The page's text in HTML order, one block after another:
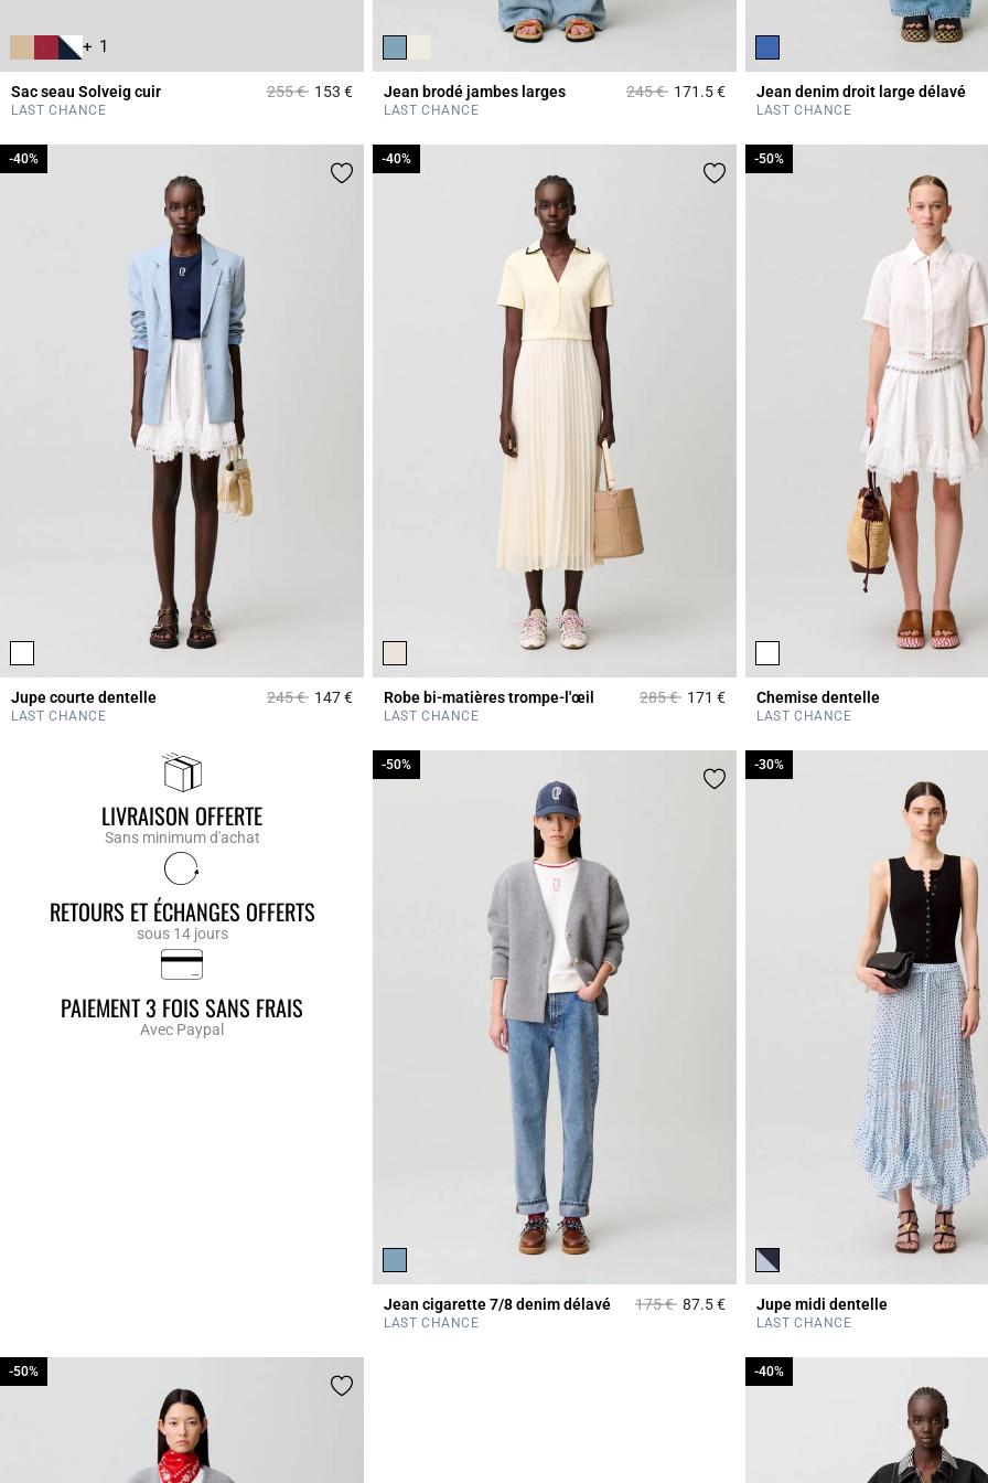
+ 1
Sac seau Solveig cuir Prix réduit à partir de
255 €à153 €5 out of 5 Customer Rating
LAST CHANCE
Jean brodé jambes larges Prix réduit à partir de
245 €à171.5 €4,8 out of 5 Customer Rating
LAST CHANCE
Jean denim droit large délavé
LAST CHANCE
Jupe courte dentelle Prix réduit à partir de
245 €à
-40%
147 €3,3 out of 5 Customer Rating
LAST CHANCE
-40%
Robe bi-matières trompe-l'œil Prix réduit à partir de
285 €à
-40%
171 €3,6 out of 5 Customer Rating
LAST CHANCE
-40%
Chemise dentelle
-50%
LAST CHANCE
-50%
LIVRAISON OFFERTE
Sans minimum d'achat
RETOURS ET ÉCHANGES OFFERTS
sous 14 jours
PAIEMENT 3 FOIS SANS FRAIS
Avec Paypal
Jean cigarette 7/8 denim délavé Prix réduit à partir de
175 €à
-50%
87.5 €5 out of 5 Customer Rating
LAST CHANCE
-50%
Jupe midi dentelle
-30%
LAST CHANCE
-30%
-50%
-50% -40%
-40%